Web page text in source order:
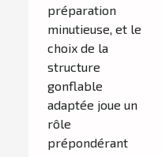
préparation
minutieuse, et le
choix de la
structure
gonflable
adaptée joue un
rôle
prépondérant